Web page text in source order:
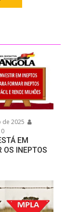
de 2025
0
EM
OS INEPTOS